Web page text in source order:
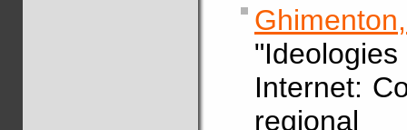
Internet:
regional